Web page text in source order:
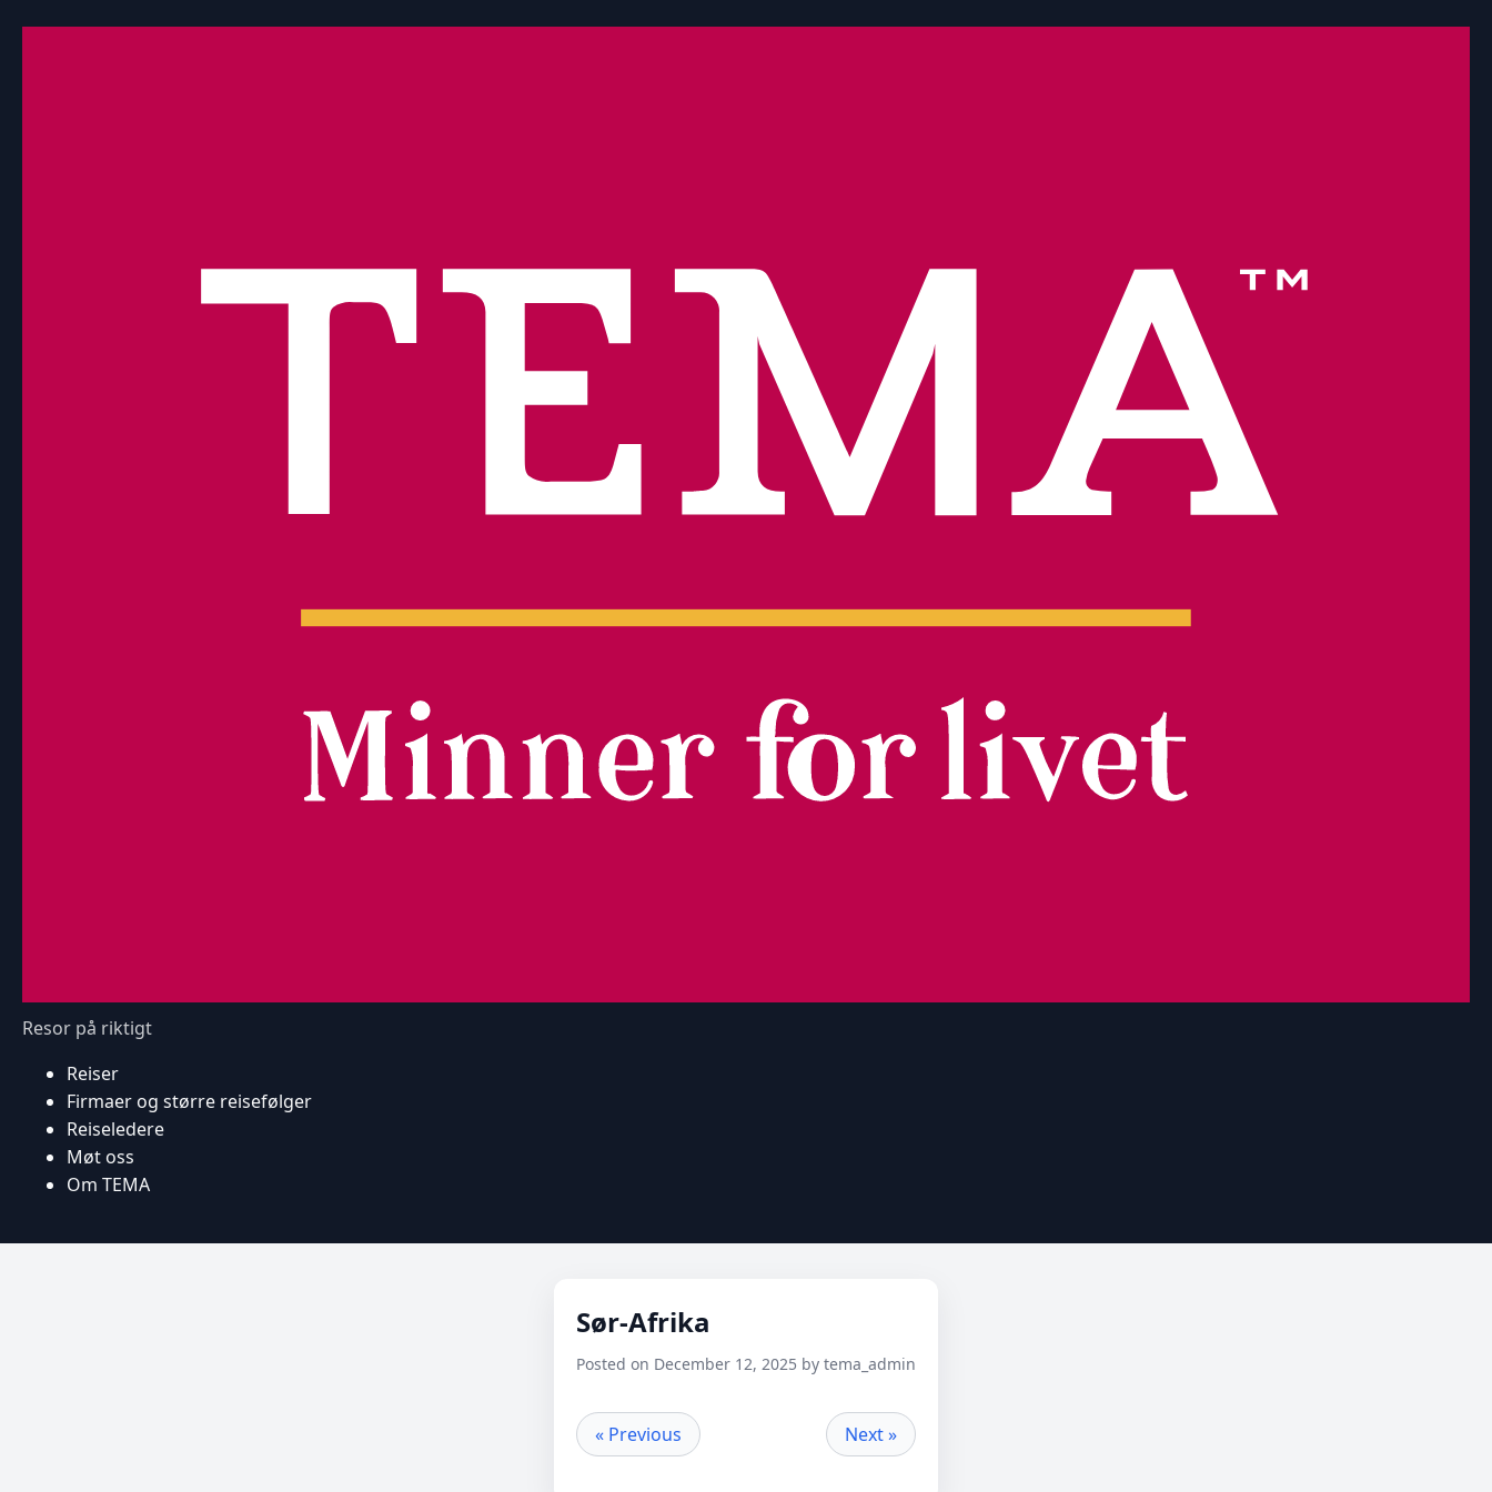
Resor på riktigt
Reiser
Firmaer og større reisefølger
Reiseledere
Møt oss
Om TEMA
Sør-Afrika
Posted on December 12, 2025 by tema_admin
« Previous Next »